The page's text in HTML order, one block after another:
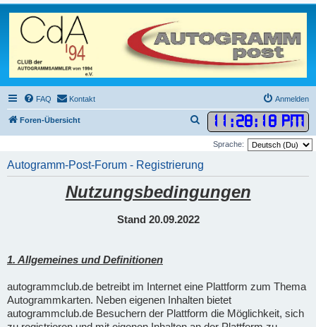
FAQ Kontakt Anmelden
Foren-Übersicht 11 :28: 19 PM
u
h
e
Sprache:
Autogramm-Post-Forum - Registrierung
Nutzungsbedingungen
Stand 20.09.2022
1. Allgemeines und Definitionen
autogrammclub.de betreibt im Internet eine Plattform zum Thema
Autogrammkarten. Neben eigenen Inhalten bietet
autogrammclub.de Besuchern der Plattform die Möglichkeit, sich